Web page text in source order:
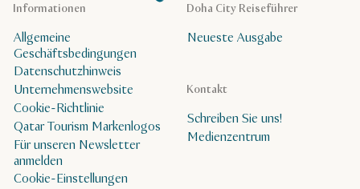
Doha City Reiseführer
Neueste Ausgabe
Kontakt
Schreiben Sie uns!
Medienzentrum
Informationen
Allgemeine
Geschäftsbedingungen
Datenschutzhinweis
Unternehmenswebsite
Cookie-Richtlinie
Qatar Tourism Markenlogos
Für unseren Newsletter
anmelden
Cookie-Einstellungen